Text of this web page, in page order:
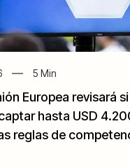
5 Min
Europea revisará
hasta USD
reglas de